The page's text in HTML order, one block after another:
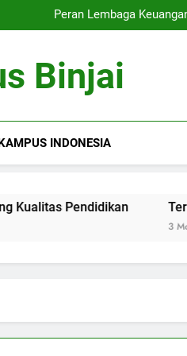
Peran Lembaga
Terobosan di
Peran Lembaga
Terobosan di
Binjai
INDONESIA
Terobosan di